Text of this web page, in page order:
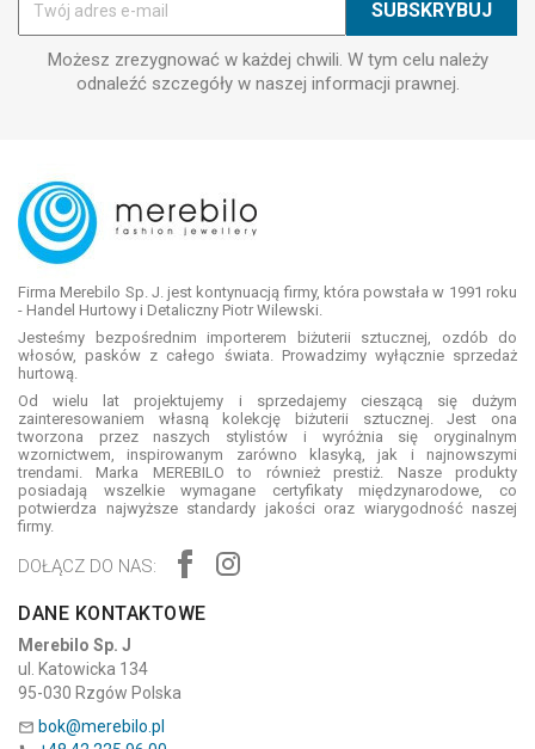
Możesz zrezygnować w każdej chwili. W tym celu należy
odnaleźć szczegóły w naszej informacji prawnej.
Firma Merebilo Sp. J. jest kontynuacją firmy, która powstała w 1991 roku
- Handel Hurtowy i Detaliczny Piotr Wilewski.
Jesteśmy bezpośrednim importerem biżuterii sztucznej, ozdób do
włosów, pasków z całego świata. Prowadzimy wyłącznie sprzedaż
hurtową.
Od wielu lat projektujemy i sprzedajemy cieszącą się dużym
zainteresowaniem własną kolekcję biżuterii sztucznej. Jest ona
tworzona przez naszych stylistów i wyróżnia się oryginalnym
wzornictwem, inspirowanym zarówno klasyką, jak i najnowszymi
trendami. Marka MEREBILO to również prestiż. Nasze produkty
posiadają wszelkie wymagane certyfikaty międzynarodowe, co
potwierdza najwyższe standardy jakości oraz wiarygodność naszej
firmy.
DOŁĄCZ DO NAS:
DANE KONTAKTOWE
Merebilo Sp. J
ul. Katowicka 134
95-030 Rzgów Polska
 bok@merebilo.pl